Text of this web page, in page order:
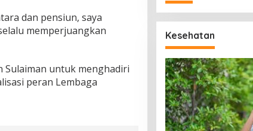
dan pensiun, saya
memperjuangkan
Sulaiman untuk menghadiri
peran Lembaga
Kesehatan